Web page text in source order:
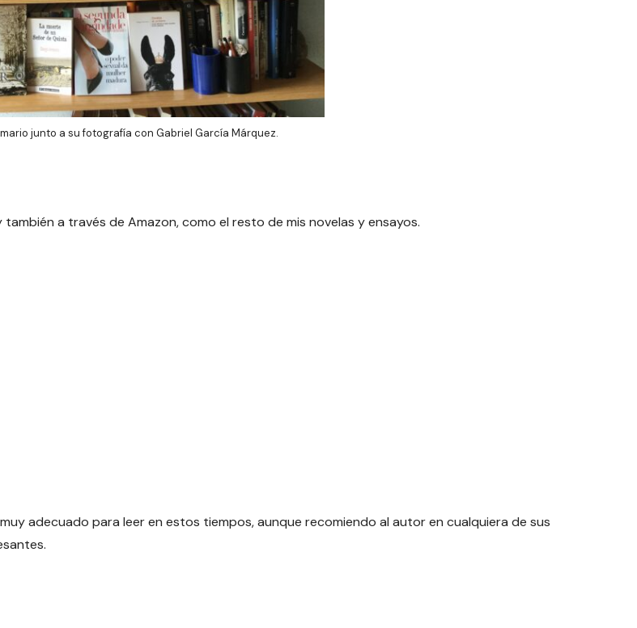
junto a su fotografía con Gabriel García Márquez.
a través de Amazon, como el resto de mis novelas y ensayos.
adecuado para leer en estos tiempos, aunque recomiendo al autor en cualquiera de sus